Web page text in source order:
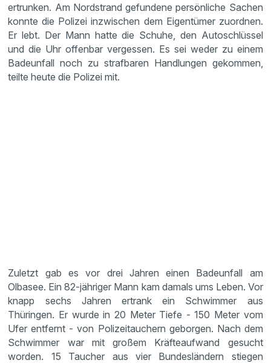
ertrunken. Am Nordstrand gefundene persönliche Sachen
konnte die Polizei inzwischen dem Eigentümer zuordnen.
Er lebt. Der Mann hatte die Schuhe, den Autoschlüssel
und die Uhr offenbar vergessen. Es sei weder zu einem
Badeunfall noch zu strafbaren Handlungen gekommen,
teilte heute die Polizei mit.
Zuletzt gab es vor drei Jahren einen Badeunfall am
Olbasee. Ein 82-jähriger Mann kam damals ums Leben. Vor
knapp sechs Jahren ertrank ein Schwimmer aus
Thüringen. Er wurde in 20 Meter Tiefe - 150 Meter vom
Ufer entfernt - von Polizeitauchern geborgen. Nach dem
Schwimmer war mit großem Kräfteaufwand gesucht
worden. 15 Taucher aus vier Bundesländern stiegen